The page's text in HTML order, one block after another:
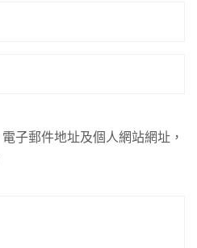
子郵件地址及個人網站網址，